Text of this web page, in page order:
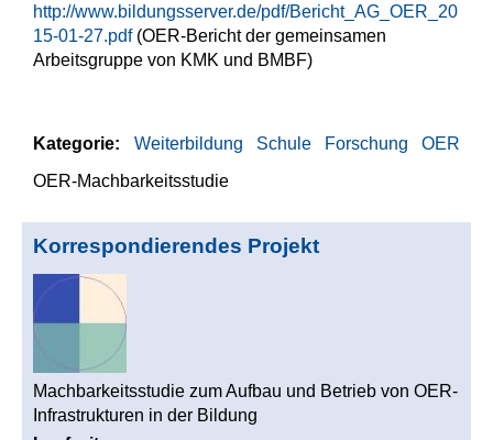
http://www.bildungsserver.de/pdf/Bericht_AG_OER_20
15-01-27.pdf(OER-Bericht der gemeinsamen
Arbeitsgruppe von KMK und BMBF)
Kategorie: OER
Forschung
Schule
Weiterbildung
OER-Machbarkeitsstudie
Korrespondierendes Projekt
Machbarkeitsstudie zum Aufbau und Betrieb von OER-
Infrastrukturen in der Bildung